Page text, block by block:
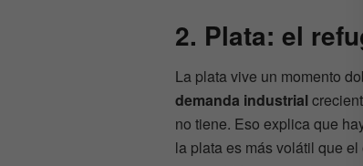
2. Plata: el
La plata vive un momento
demanda industrial
no tiene. Eso explica que
la plata es más volátil que el